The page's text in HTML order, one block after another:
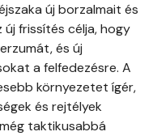
új borzalmait és
frissítés célja, hogy
és új
a felfedezésre. A
környezetet ígér,
és rejtélyek
taktikusabbá